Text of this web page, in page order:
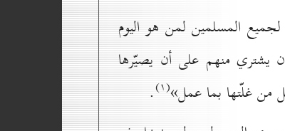
المسلمين لمن هو اليوم
يشتري منهم على أن يصيّرها
من غلّتها بما عمل»(۱) .